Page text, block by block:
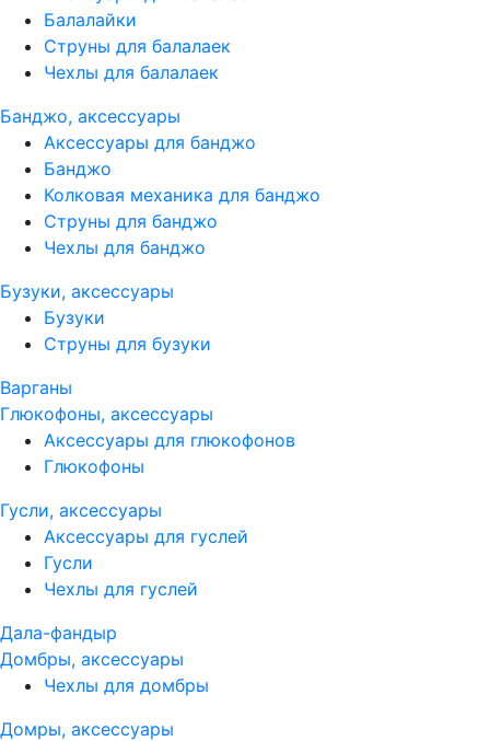
Балалайки
Струны для балалаек
Чехлы для балалаек
Банджо, аксессуары
Аксессуары для банджо
Банджо
Колковая механика для банджо
Струны для банджо
Чехлы для банджо
Бузуки, аксессуары
Бузуки
Струны для бузуки
Варганы
Глюкофоны, аксессуары
Аксессуары для глюкофонов
Глюкофоны
Гусли, аксессуары
Аксессуары для гуслей
Гусли
Чехлы для гуслей
Дала-фандыр
Домбры, аксессуары
Чехлы для домбры
Домры, аксессуары